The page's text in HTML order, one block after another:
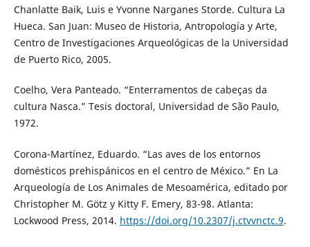
Chanlatte Baik, Luis e Yvonne Narganes Storde. Cultura La
Hueca. San Juan: Museo de Historia, Antropología y Arte,
Centro de Investigaciones Arqueológicas de la Universidad
de Puerto Rico, 2005.
Coelho, Vera Panteado. “Enterramentos de cabeças da
cultura Nasca.” Tesis doctoral, Universidad de São Paulo,
1972.
Corona-Martínez, Eduardo. “Las aves de los entornos
domésticos prehispánicos en el centro de México.” En La
Arqueología de Los Animales de Mesoamérica, editado por
Christopher M. Götz y Kitty F. Emery, 83-98. Atlanta:
Lockwood Press, 2014. https://doi.org/10.2307/j.ctvvnctc.9.